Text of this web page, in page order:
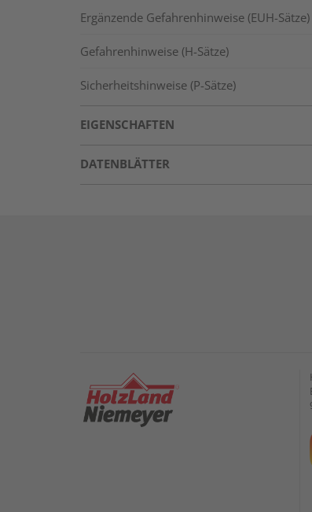
Ergänzende Gefahrenhinweise (EUH-Sätze)
Gefahrenhinweise (H-Sätze)
Sicherheitshinweise (P-Sätze)
EIGENSCHAFTEN
DATENBLÄTTER